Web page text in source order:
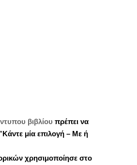
βιβλίου πρέπει να
μία επιλογή – Με ή
χρησιμοποίησε στο